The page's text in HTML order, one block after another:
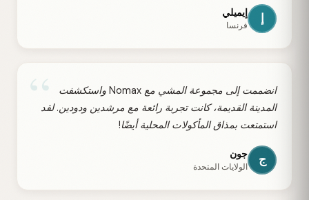
إ إيميلي
فرنسا
“
انضممت إلى مجموعة المشي مع Nomax واستكشفت
المدينة القديمة، كانت تجربة رائعة مع مرشدين ودودين. لقد
استمتعت بمذاق المأكولات المحلية أيضًا!
ج جون
الولايات المتحدة